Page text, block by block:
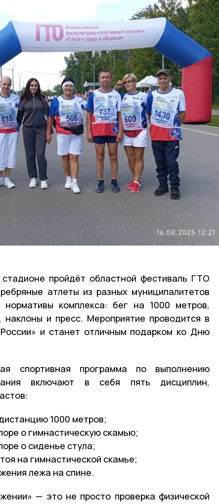
пройдёт областной фестиваль ГТО
атлеты из разных муниципалитетов
нормативы комплекса: бег на 1000 метров,
и пресс. Мероприятие проводится в
и станет отличным подарком ко Дню
спортивная программа по выполнению
включают в себя пять дисциплин,
1000 метров;
о гимнастическую скамью;
о сиденье стула;
на гимнастической скамье;
лежа на спине.
— это не просто проверка физической